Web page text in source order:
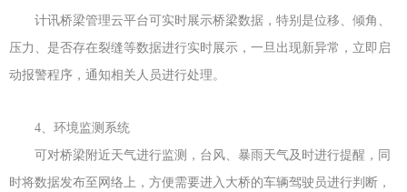
计讯桥梁管理云平台可实时展示桥梁数据，特别是位移、倾角、
压力、是否存在裂缝等数据进行实时展示，一旦出现新异常，立即启
动报警程序，通知相关人员进行处理。
4、环境监测系统
可对桥梁附近天气进行监测，台风、暴雨天气及时进行提醒，同
时将数据发布至网络上，方便需要进入大桥的车辆驾驶员进行判断，